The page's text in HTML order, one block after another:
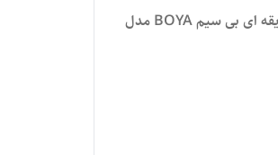
میکروفون یقه ای بی سیم BOYA مدل